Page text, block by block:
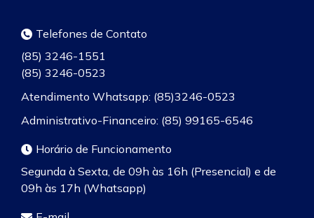
Telefones de Contato
(85) 3246-1551
(85) 3246-0523
Atendimento Whatsapp: (85)3246-0523
Administrativo-Financeiro: (85) 99165-6546
Horário de Funcionamento
Segunda à Sexta, de 09h às 16h (Presencial) e de
09h às 17h (Whatsapp)